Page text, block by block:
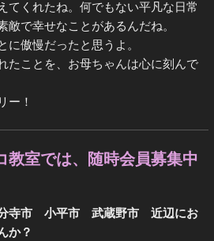
てくれたね。何でもない平凡な日常
敵で幸せなことがあるんだね。
に傲慢だったと思うよ。
たことを、お母ちゃんは心に刻んで
ー！
教室では、随時会員募集中
寺市 小平市 武蔵野市 近辺にお
か？